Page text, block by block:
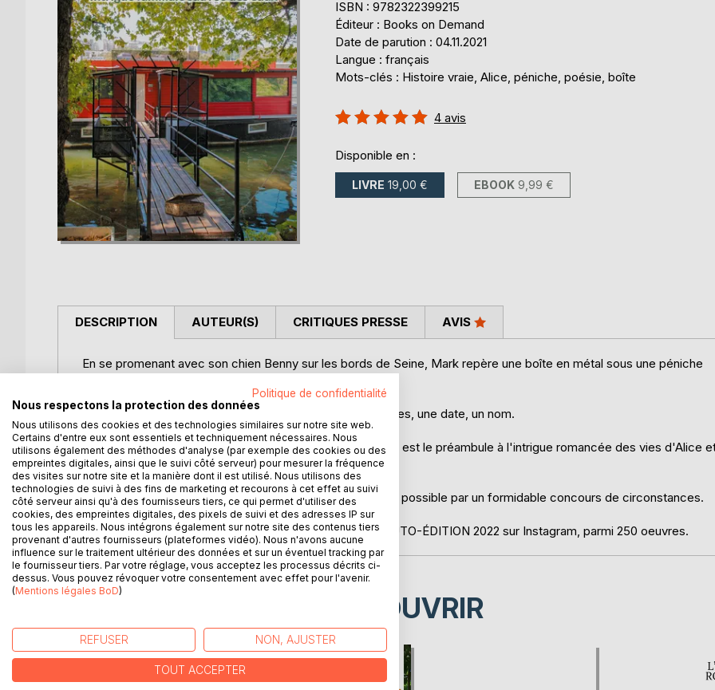
ISBN : 9782322399215
Éditeur : Books on Demand
Date de parution : 04.11.2021
Langue : français
Mots-clés : Histoire vraie, Alice, péniche, poésie, boîte
Évaluation:
4 avis
Disponible en :
LIVRE 19,00 € EBOOK 9,99 €
DESCRIPTION
En se promenant avec son chien Benny sur les bords de Seine, Mark repère une boîte en métal sous une péniche
Il la repêche et y découvre un contenu d'objets hétéroclites, une date, un nom.
Sur fond de poésie et d'histoire, la découverte de la boîte est le préambule à l'intrigue romancée des vies d'Alice
Jacques.
Le roman nous fait partager une aventure humaine rendue possible par un formidable concours de circonstances.
La boîte sous la péniche a remporté les OSCARS DE L'AUTO-ÉDITION 2022 sur Instagram, parmi 250 oeuvres.
AUTEUR(S) CRITIQUES PRESSE AVIS
D’AUTRES TITRES À DÉCOUVRIR
Politique de confidentialité
Nous respectons la protection des données
Nous utilisons des cookies et des technologies similaires sur notre site web.
Certains d'entre eux sont essentiels et techniquement nécessaires. Nous
utilisons également des méthodes d'analyse (par exemple des cookies ou des
empreintes digitales, ainsi que le suivi côté serveur) pour mesurer la fréquence
des visites sur notre site et la manière dont il est utilisé. Nous utilisons des
technologies de suivi à des fins de marketing et recourons à cet effet au suivi
côté serveur ainsi qu'à des fournisseurs tiers, ce qui permet d'utiliser des
cookies, des empreintes digitales, des pixels de suivi et des adresses IP sur
tous les appareils. Nous intégrons également sur notre site des contenus tiers
provenant d'autres fournisseurs (plateformes vidéo). Nous n'avons aucune
influence sur le traitement ultérieur des données et sur un éventuel tracking par
le fournisseur tiers. Par votre réglage, vous acceptez les processus décrits ci-
dessus. Vous pouvez révoquer votre consentement avec effet pour l'avenir.
(Mentions légales BoD)
REFUSER NON, AJUSTER
TOUT ACCEPTER